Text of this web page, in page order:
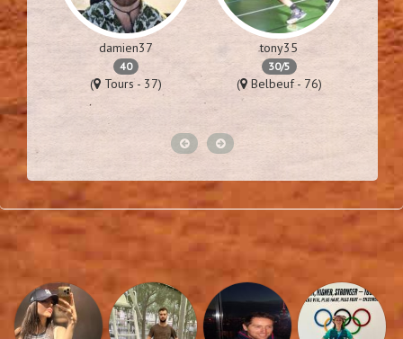
damien37
40
( Tours - 37)
tony35
30/5
( Belbeuf - 76)